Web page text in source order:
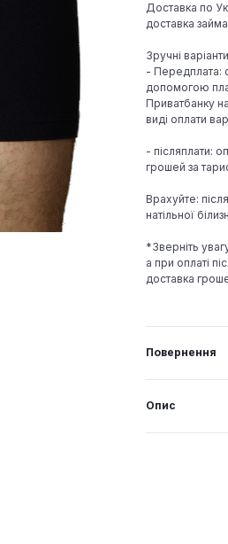
Доставка по
доставка
Зручні
- Передплата:
допомогою
Приватбанку
виді оплати
- післяплати:
грошей за
Врахуйте:
натільної
*Зверніть
а при оплаті
доставка
Повернення
Опис